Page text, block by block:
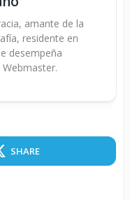
amante de la
residente en
desempeña
SHARE